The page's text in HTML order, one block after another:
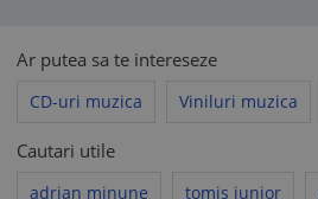
Ar putea sa te intereseze
CD-uri muzica Viniluri muzica
Cautari utile
adrian minune tomis junior